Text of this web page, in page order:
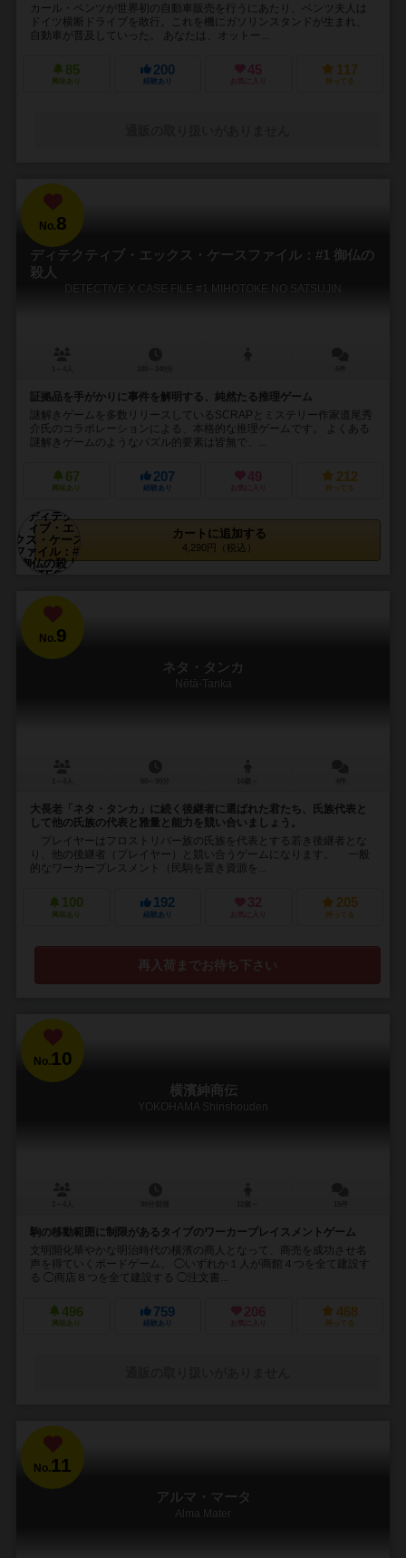
カール・ベンツが世界初の自動車販売を行うにあたり、ベンツ夫人は
ドイツ横断ドライブを敢行。これを機にガソリンスタンドが生まれ、
自動車が普及していった。 あなたは、オットー...
85
興味あり
200
経験あり
45
お気に入り
117
持ってる
No.8
ディテクティブ・エックス・ケースファイル：#1 御仏の
殺人
DETECTIVE X CASE FILE #1 MIHOTOKE NO SATSUJIN
証拠品を手がかりに事件を解明する、純然たる推理ゲーム
謎解きゲームを多数リリースしているSCRAPとミステリー作家道尾秀
介氏のコラボレーションによる、本格的な推理ゲームです。 よくある
謎解きゲームのようなパズル的要素は皆無で、...
67
興味あり
207
経験あり
49
お気に入り
212
持ってる
カートに追加する
4,290円（税込）
No.9
ネタ・タンカ
Nētā-Tanka
大長老「ネタ・タンカ」に続く後継者に選ばれた君たち、氏族代表と
して他の氏族の代表と雅量と能力を競い合いましょう。
プレイヤーはフロストリバー族の氏族を代表とする若き後継者とな
り、他の後継者（プレイヤー）と競い合うゲームになります。 一般
的なワーカープレスメント（民駒を置き資源を...
100
興味あり
192
経験あり
32
お気に入り
205
持ってる
再入荷までお待ち下さい
No. 10
横濱紳商伝
YOKOHAMA Shinshouden
駒の移動範囲に制限があるタイプのワーカープレイスメントゲーム
文明開化華やかな明治時代の横濱の商人となって、商売を成功させ名
声を得ていくボードゲーム。 ◯いずれか１人が商館４つを全て建設す
る ◯商店８つを全て建設する ◯注文書...
496
興味あり
759
経験あり
206
お気に入り
468
持ってる
No.11
アルマ・マータ
Alma Mater